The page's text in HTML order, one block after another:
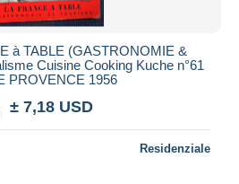
à TABLE (GASTRONOMIE &
Cuisine Cooking Kuche n°61
PROVENCE 1956
± 7,18 USD
Residenziale